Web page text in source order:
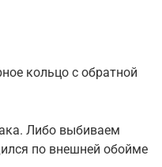
кольцо с обратной
Либо выбиваем
по внешней обойме